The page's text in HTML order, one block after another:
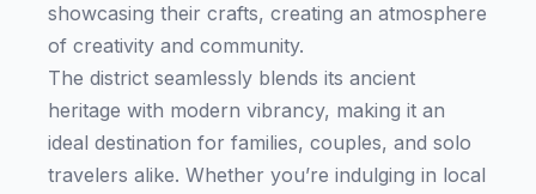
showcasing their crafts, creating an atmosphere
of creativity and community.
The district seamlessly blends its ancient
heritage with modern vibrancy, making it an
ideal destination for families, couples, and solo
travelers alike. Whether you’re indulging in local